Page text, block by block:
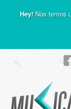
Hey!Nós temos